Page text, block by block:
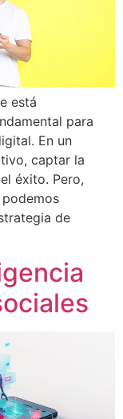
está
para
En un
captar la
éxito. Pero,
de